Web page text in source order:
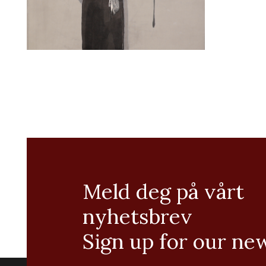
Meld deg på vårt
nyhetsbrev
Sign up for our